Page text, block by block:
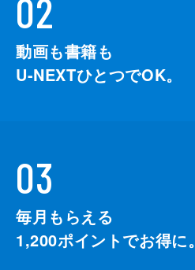
02
動画も書籍も
U-NEXTひとつでOK。
03
毎月もらえる
1,200ポイントでお得に。